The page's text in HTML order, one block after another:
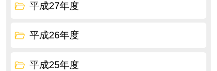
平成27年度
平成26年度
平成25年度